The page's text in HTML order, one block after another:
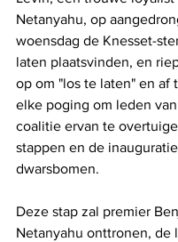
Netanyahu, op
woensdag de Knesset-
laten plaatsvinden, en
op om "los te laten" en af
elke poging om leden
coalitie ervan te
stappen en de
dwarsbomen.
Deze stap zal premier
Netanyahu onttronen, de